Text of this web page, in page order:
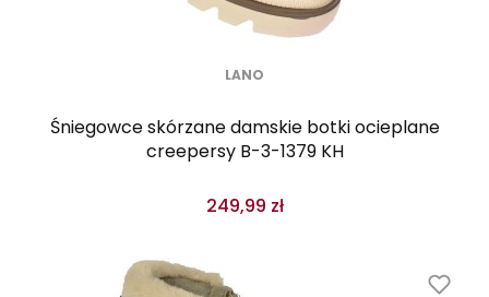
LANO
Śniegowce skórzane damskie botki ocieplane
creepersy B-3-1379 KH
249,99 zł